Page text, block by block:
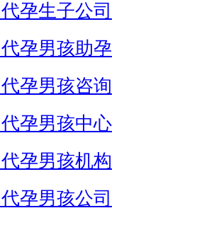
孕生子公司
孕男孩助孕
孕男孩咨询
孕男孩中心
孕男孩机构
孕男孩公司